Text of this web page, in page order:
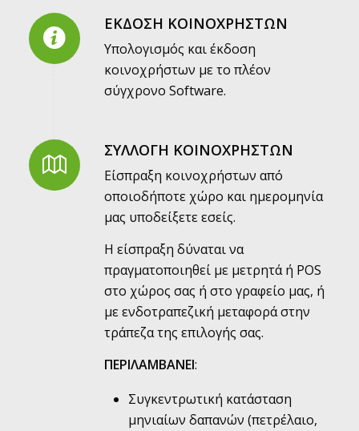
ΕΚΔΟΣΗ ΚΟΙΝΟΧΡΗΣΤΩΝ
Υπολογισμός και έκδοση
κοινοχρήστων με το πλέον
σύγχρονο Software.
ΣΥΛΛΟΓΗ ΚΟΙΝΟΧΡΗΣΤΩΝ
Eίσπραξη κοινοχρήστων από
οποιοδήποτε χώρο και ημερομηνία
μας υποδείξετε εσείς.
Η είσπραξη δύναται να
πραγματοποιηθεί με μετρητά ή POS
στο χώρος σας ή στο γραφείο μας, ή
με ενδοτραπεζική μεταφορά στην
τράπεζα της επιλογής σας.
ΠΕΡΙΛΑΜΒΑΝΕΙ:
Συγκεντρωτική κατάσταση
μηνιαίων δαπανών (πετρέλαιο,